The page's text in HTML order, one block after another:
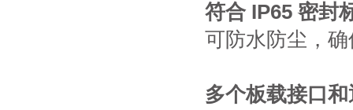
符合 IP65 密封
可防水防尘，
多个板载接口